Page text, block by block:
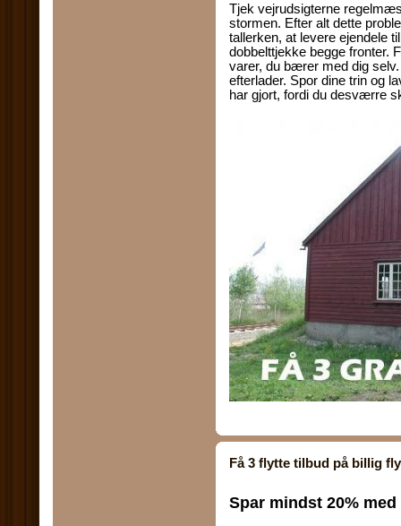
Tjek vejrudsigterne
stormen. Efter alt dette
tallerken, at levere ejendele
dobbelttjekke begge fronter.
varer, du bærer med dig
efterlader. Spor dine trin og
har gjort, fordi du desværre
Få 3 flytte tilbud på billig
Spar mindst 20%